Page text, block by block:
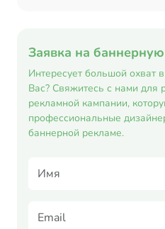
Заявка на
Интересует большой охват
Вас? Свяжитесь с нами для
рекламной кампании,
профессиональные
баннерной рекламе.